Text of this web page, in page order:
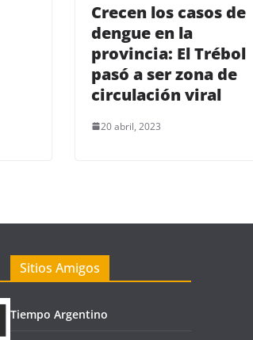
Crecen los casos de
dengue en la
provincia: El Trébol
pasó a ser zona de
circulación viral
20 abril, 2023
Sitios Amigos
Tiempo Argentino